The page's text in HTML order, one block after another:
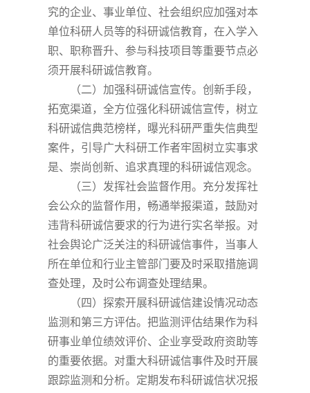
究的企业、事业单位、社会组织应加强对本
单位科研人员等的科研诚信教育，在入学入
职、职称晋升、参与科技项目等重要节点必
须开展科研诚信教育。
（二）加强科研诚信宣传。创新手段，
拓宽渠道，全方位强化科研诚信宣传，树立
科研诚信典范榜样，曝光科研严重失信典型
案件，引导广大科研工作者牢固树立实事求
是、崇尚创新、追求真理的科研诚信观念。
（三）发挥社会监督作用。充分发挥社
会公众的监督作用，畅通举报渠道，鼓励对
违背科研诚信要求的行为进行实名举报。对
社会舆论广泛关注的科研诚信事件，当事人
所在单位和行业主管部门要及时采取措施调
查处理，及时公布调查处理结果。
（四）探索开展科研诚信建设情况动态
监测和第三方评估。把监测评估结果作为科
研事业单位绩效评价、企业享受政府资助等
的重要依据。对重大科研诚信事件及时开展
跟踪监测和分析。定期发布科研诚信状况报